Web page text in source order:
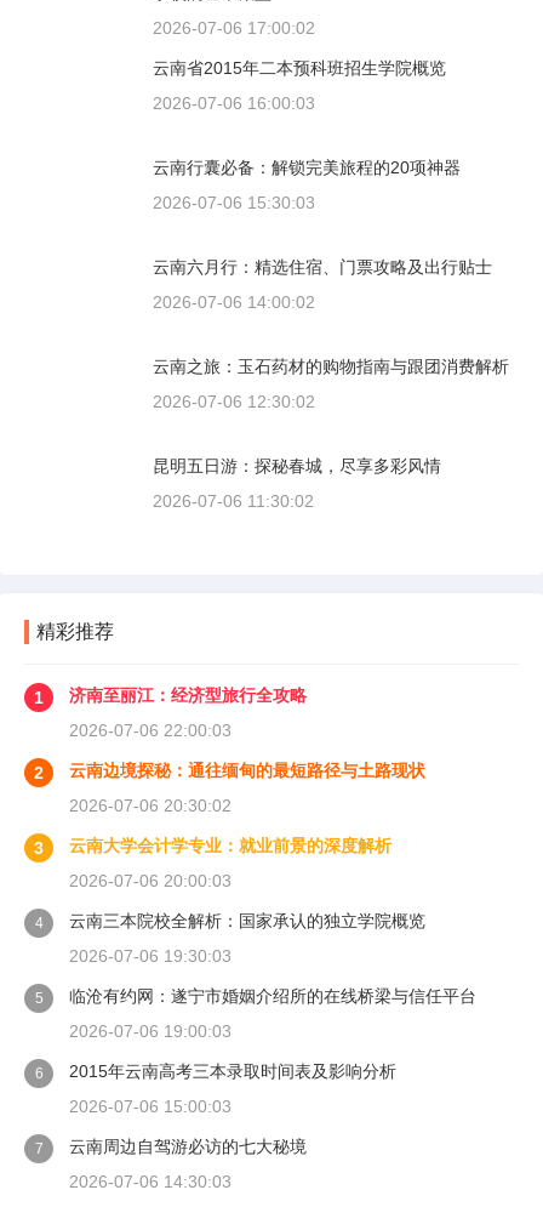
2026-07-06 17:00:02
云南省2015年二本预科班招生学院概览
2026-07-06 16:00:03
云南行囊必备：解锁完美旅程的20项神器
2026-07-06 15:30:03
云南六月行：精选住宿、门票攻略及出行贴士
2026-07-06 14:00:02
云南之旅：玉石药材的购物指南与跟团消费解析
2026-07-06 12:30:02
昆明五日游：探秘春城，尽享多彩风情
2026-07-06 11:30:02
精彩推荐
1
济南至丽江：经济型旅行全攻略
2026-07-06 22:00:03
2
云南边境探秘：通往缅甸的最短路径与土路现状
2026-07-06 20:30:02
3
云南大学会计学专业：就业前景的深度解析
2026-07-06 20:00:03
4
云南三本院校全解析：国家承认的独立学院概览
2026-07-06 19:30:03
5
临沧有约网：遂宁市婚姻介绍所的在线桥梁与信任平台
2026-07-06 19:00:03
6
2015年云南高考三本录取时间表及影响分析
2026-07-06 15:00:03
7
云南周边自驾游必访的七大秘境
2026-07-06 14:30:03